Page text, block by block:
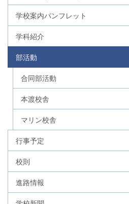
学校案内パンフレット
学科紹介
部活動
合同部活動
本渡校舎
マリン校舎
行事予定
校則
進路情報